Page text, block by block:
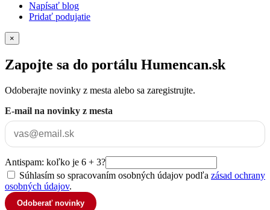
Napísať blog
Pridať podujatie
×
Zapojte sa do portálu Humencan.sk
Odoberajte novinky z mesta alebo sa zaregistrujte.
E-mail na novinky z mesta
Antispam: koľko je 6 + 3?
Súhlasím so spracovaním osobných údajov podľa zásad ochrany
osobných údajov.
Odoberať novinky